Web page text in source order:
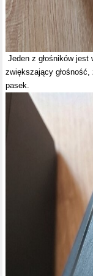
Jeden z głośników
zwiększający głośność,
pasek.